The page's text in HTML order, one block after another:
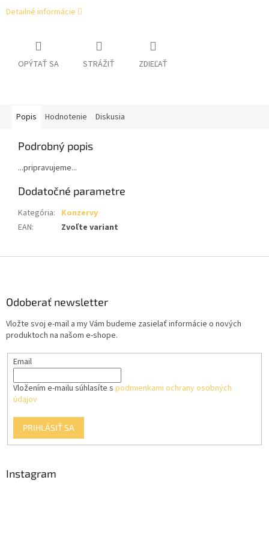
Detailné informácie
OPÝTAŤ SA STRÁŽIŤ ZDIEĽAŤ
Popis Hodnotenie Diskusia
Podrobný popis
...pripravujeme...
Dodatočné parametre
Kategória: Konzervy
EAN: Zvoľte variant
Odoberať newsletter
Vložte svoj e-mail a my Vám budeme zasielať informácie o nových
produktoch na našom e-shope.
Email
Vložením e-mailu súhlasíte s podmienkami ochrany osobných
údajov
PRIHLÁSIŤ SA
Instagram